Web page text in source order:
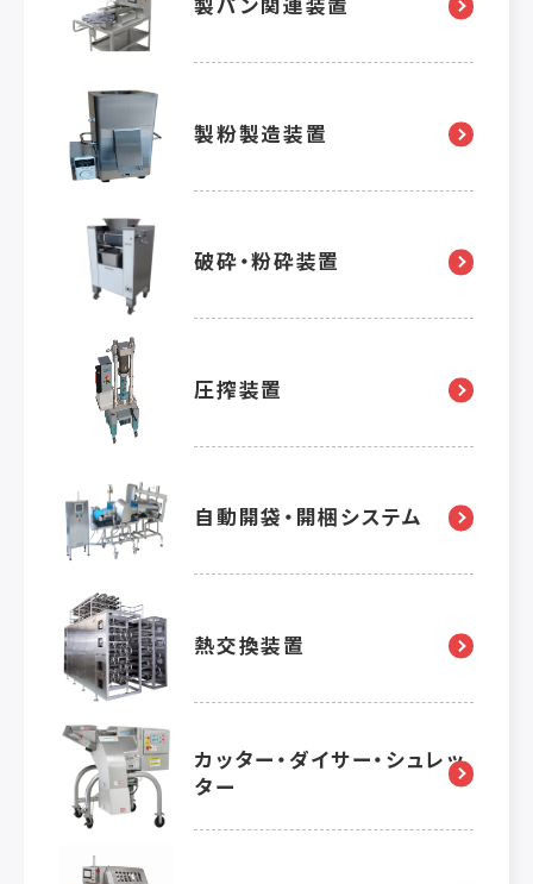
製粉製造装置
破砕・粉砕装置
圧搾装置
自動開袋・開梱システム
熱交換装置
カッター・ダイサー・シュレッ
ター